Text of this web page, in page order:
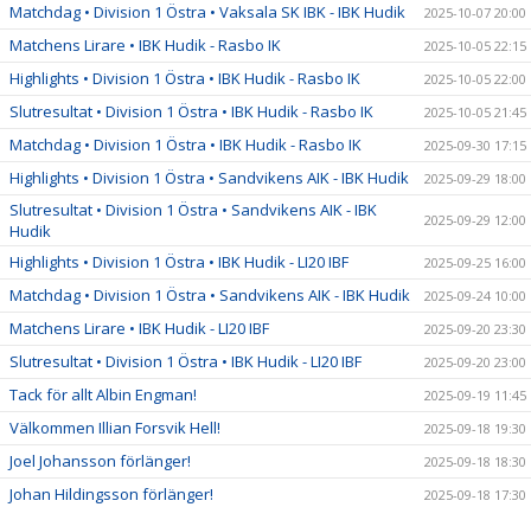
Matchdag • Division 1 Östra • Vaksala SK IBK - IBK Hudik 2025-10-07 20:00
Matchens Lirare • IBK Hudik - Rasbo IK 2025-10-05 22:15
Highlights • Division 1 Östra • IBK Hudik - Rasbo IK 2025-10-05 22:00
Slutresultat • Division 1 Östra • IBK Hudik - Rasbo IK 2025-10-05 21:45
Matchdag • Division 1 Östra • IBK Hudik - Rasbo IK 2025-09-30 17:15
Highlights • Division 1 Östra • Sandvikens AIK - IBK Hudik 2025-09-29 18:00
Slutresultat • Division 1 Östra • Sandvikens AIK - IBK
Hudik
2025-09-29 12:00
Highlights • Division 1 Östra • IBK Hudik - LI20 IBF 2025-09-25 16:00
Matchdag • Division 1 Östra • Sandvikens AIK - IBK Hudik 2025-09-24 10:00
Matchens Lirare • IBK Hudik - LI20 IBF 2025-09-20 23:30
Slutresultat • Division 1 Östra • IBK Hudik - LI20 IBF 2025-09-20 23:00
Tack för allt Albin Engman! 2025-09-19 11:45
Välkommen Illian Forsvik Hell! 2025-09-18 19:30
Joel Johansson förlänger! 2025-09-18 18:30
Johan Hildingsson förlänger! 2025-09-18 17:30